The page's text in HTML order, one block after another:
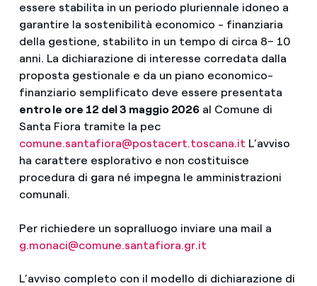
essere stabilita in un periodo pluriennale idoneo a
garantire la sostenibilità economico - finanziaria
della gestione, stabilito in un tempo di circa 8– 10
anni. La dichiarazione di interesse corredata dalla
proposta gestionale e da un piano economico-
finanziario semplificato deve essere presentata
entro le ore 12 del 3 maggio 2026 al Comune di
Santa Fiora tramite la pec
comune.santafiora@postacert.toscana.it L’avviso
ha carattere esplorativo e non costituisce
procedura di gara né impegna le amministrazioni
comunali.
Per richiedere un sopralluogo inviare una mail a
g.monaci@comune.santafiora.gr.it
L’avviso completo con il modello di dichiarazione di